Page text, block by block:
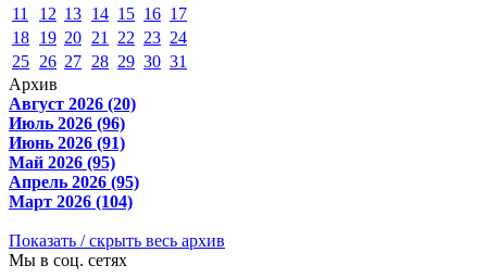
11
12 13 14 15 16 17
18 19 20 21 22 23 24
25 26 27 28 29 30 31
Архив
Август 2026 (20)
Июль 2026 (96)
Июнь 2026 (91)
Май 2026 (95)
Апрель 2026 (95)
Март 2026 (104)
Показать / скрыть весь архив
Мы в соц. сетях